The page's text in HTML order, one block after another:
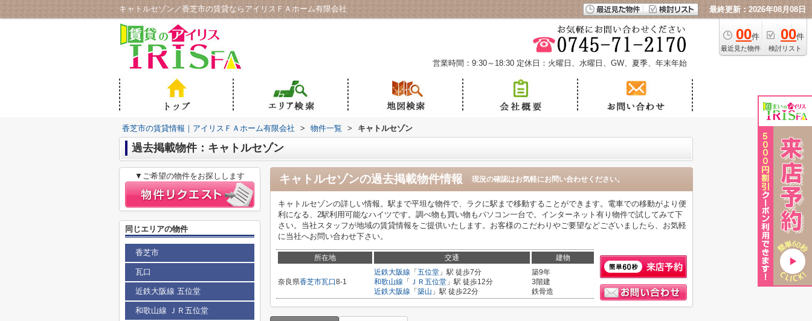
キャトルセゾン／香芝市の賃貸ならアイリスＦＡホーム有限会社 最終更新：2026年08月08日
00件
最近見た物件
00件
検討リスト
営業時間：9:30～18:30 定休日：火曜日、水曜日、GW、夏季、年末年始
香芝市の賃貸情報｜アイリスＦＡホーム有限会社 > 物件一覧 > キャトルセゾン
過去掲載物件：キャトルセゾン
キャトルセゾンの過去掲載物件情報 現況の確認はお気軽にお問い合わせください。
キャトルセゾンの詳しい情報。駅まで平坦な物件で、ラクに駅まで移動することができます。電車での移動がより便
利になる、2駅利用可能なハイツです。調べ物も買い物もパソコン一台で。インターネット有り物件で試してみて下
さい。当社スタッフが地域の賃貸情報をご提供いたします。お客様のこだわりやご要望などございましたら、お気軽
に当社へお問い合わせ下さい。
所在地 交通 建物
奈良県香芝市瓦口8-1
近鉄大阪線 「 五位堂 」駅 徒歩7分
和歌山線 「 ＪＲ五位堂 」駅 徒歩12分
近鉄大阪線 「 築山 」駅 徒歩22分
築9年
3階建
鉄骨造
▼ご希望の物件をお探しします
同じエリアの物件
香芝市
瓦口
近鉄大阪線 五位堂
和歌山線 ＪＲ五位堂